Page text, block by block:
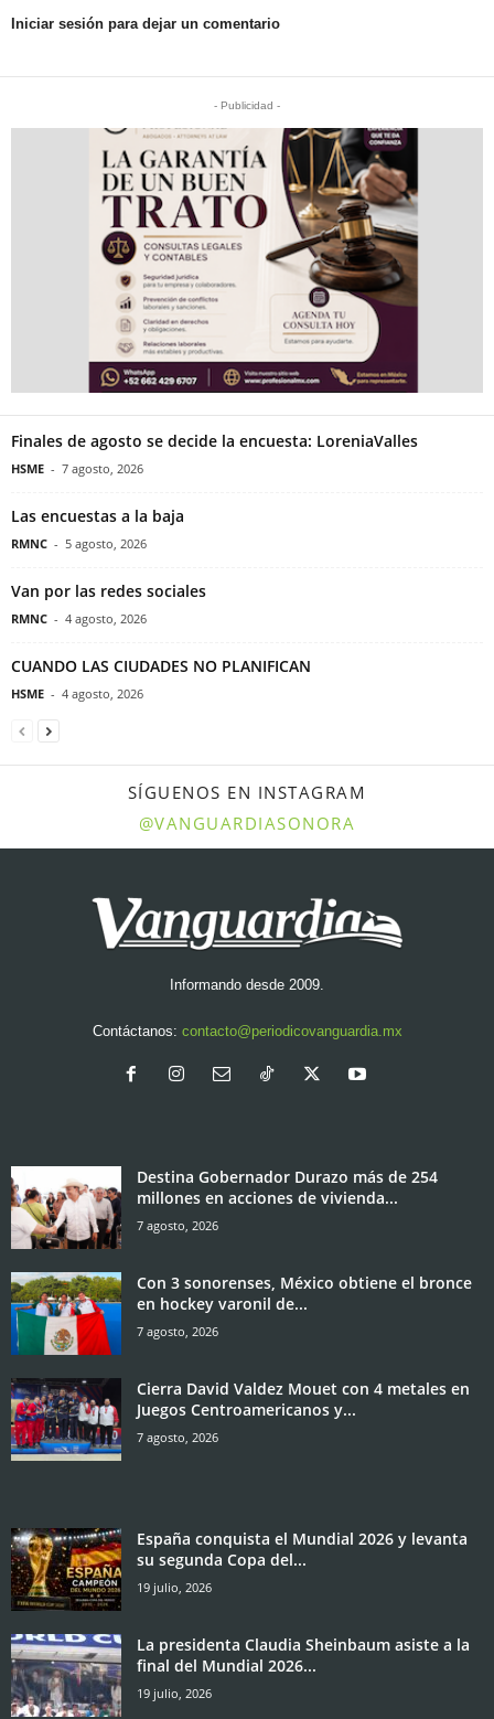
Iniciar sesión para dejar un comentario
- Publicidad -
Finales de agosto se decide la encuesta: LoreniaValles
HSME - 7 agosto, 2026
Las encuestas a la baja
RMNC - 5 agosto, 2026
Van por las redes sociales
RMNC - 4 agosto, 2026
CUANDO LAS CIUDADES NO PLANIFICAN
HSME - 4 agosto, 2026
SÍGUENOS EN INSTAGRAM
@VANGUARDIASONORA
Informando desde 2009.
Contáctanos: contacto@periodicovanguardia.mx
Destina Gobernador Durazo más de 254
millones en acciones de vivienda...
7 agosto, 2026
Con 3 sonorenses, México obtiene el bronce
en hockey varonil de...
7 agosto, 2026
Cierra David Valdez Mouet con 4 metales en
Juegos Centroamericanos y...
7 agosto, 2026
España conquista el Mundial 2026 y levanta
su segunda Copa del...
19 julio, 2026
La presidenta Claudia Sheinbaum asiste a la
final del Mundial 2026...
19 julio, 2026